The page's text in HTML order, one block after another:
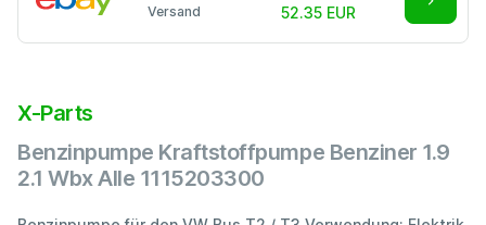
Versand
52.35 EUR
X-Parts
Benzinpumpe Kraftstoffpumpe Benziner 1.9
2.1 Wbx Alle 1115203300